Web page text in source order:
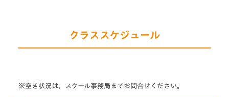
クラススケジュール
※空き状況は、スクール事務局までお問合せください。